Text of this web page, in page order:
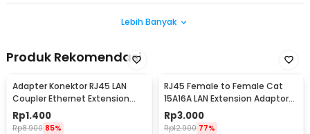
Lebih Banyak
Produk Rekomendasi
Adapter Konektor RJ45 LAN
Coupler Ethernet Extension
Female to Female - DN0180
Rp1.400
Rp8.900 85%
RJ45 Female to Female Cat
15A16A LAN Extension Adaptor
Connector
Rp3.000
Rp12.900 77%